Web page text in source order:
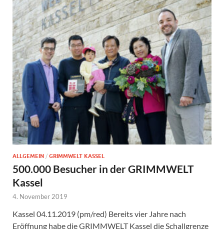
ALLGEMEIN / GRIMMWELT KASSEL
500.000 Besucher in der GRIMMWELT
Kassel
4. November 2019
Kassel 04.11.2019 (pm/red) Bereits vier Jahre nach
Eröffnung habe die GRIMMWELT Kassel die Schallgrenze